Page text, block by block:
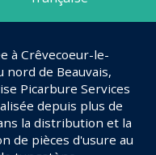
à Crêvecoeur-le-
nord de Beauvais,
Picarbure Services
depuis plus de
la distribution et la
de pièces d'usure au